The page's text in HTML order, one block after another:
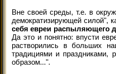
Вне своей среды, т.е. в
демократизирующей силой",
себя евреи распыляющего
Да это и понятно: впусти
растворились в больших
традициями и праздниками,
образом...".